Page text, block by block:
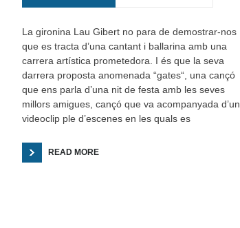
La gironina Lau Gibert no para de demostrar-nos
que es tracta d’una cantant i ballarina amb una
carrera artística prometedora. I és que la seva
darrera proposta anomenada “gates“, una cançó
que ens parla d’una nit de festa amb les seves
millors amigues, cançó que va acompanyada d’un
videoclip ple d’escenes en les quals es
READ MORE